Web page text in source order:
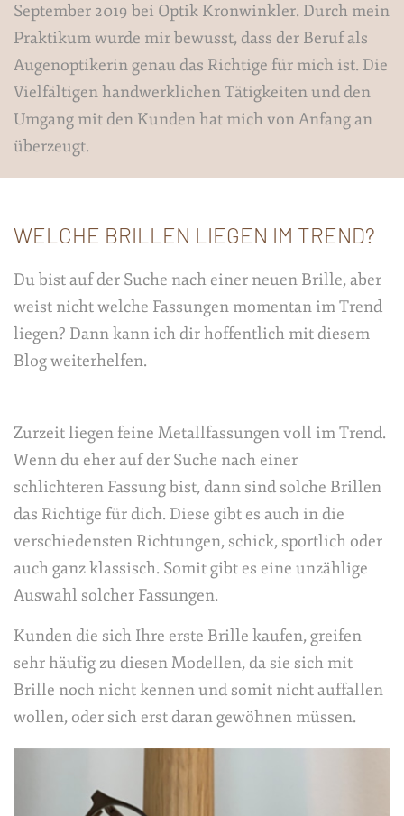
September 2019 bei Optik Kronwinkler. Durch mein
Praktikum wurde mir bewusst, dass der Beruf als
Augenoptikerin genau das Richtige für mich ist. Die
Vielfältigen handwerklichen Tätigkeiten und den
Umgang mit den Kunden hat mich von Anfang an
überzeugt.
WELCHE BRILLEN LIEGEN IM TREND?
Du bist auf der Suche nach einer neuen Brille, aber
weist nicht welche Fassungen momentan im Trend
liegen? Dann kann ich dir hoffentlich mit diesem
Blog weiterhelfen.
Zurzeit liegen feine Metallfassungen voll im Trend.
Wenn du eher auf der Suche nach einer
schlichteren Fassung bist, dann sind solche Brillen
das Richtige für dich. Diese gibt es auch in die
verschiedensten Richtungen, schick, sportlich oder
auch ganz klassisch. Somit gibt es eine unzählige
Auswahl solcher Fassungen.
Kunden die sich Ihre erste Brille kaufen, greifen
sehr häufig zu diesen Modellen, da sie sich mit
Brille noch nicht kennen und somit nicht auffallen
wollen, oder sich erst daran gewöhnen müssen.